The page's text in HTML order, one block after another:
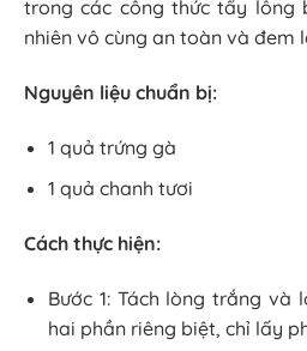
trong các công thức tẩy lông
nhiên vô cùng an toàn và đem
Nguyên liệu chuẩn bị:
1 quả trứng gà
1 quả chanh tươi
Cách thực hiện:
Bước 1: Tách lòng trắng và
hai phần riêng biệt, chỉ lấy